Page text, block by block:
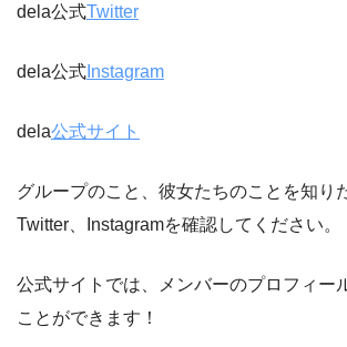
dela公式Twitter
dela公式 Instagram
dela公式サイト
グループのこと、彼女たちのことを知り
Twitter、Instagramを確認してください。
公式サイトでは、メンバーのプロフィー
ことができます！